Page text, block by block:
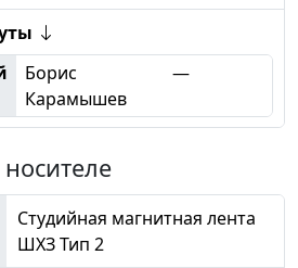
Борис
Карамышев
—
Студийная магнитная лента
ШХЗ Тип 2